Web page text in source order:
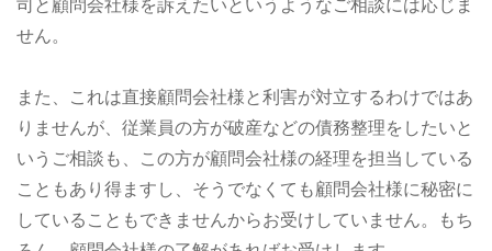
司と顧問会社様を訴えたいというようなご相談には応じま
せん。
また、これは直接顧問会社様と利害が対立するわけではあ
りませんが、従業員の方が破産などの債務整理をしたいと
いうご相談も、この方が顧問会社様の経理を担当している
こともあり得ますし、そうでなくても顧問会社様に秘密に
していることもできませんからお受けしていません。もち